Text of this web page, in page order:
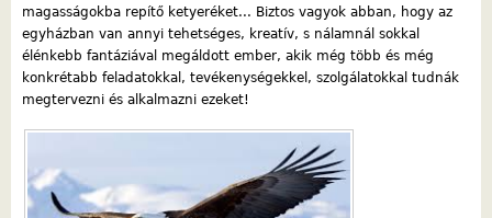
magasságokba repítő ketyeréket... Biztos vagyok abban, hogy az
egyházban van annyi tehetséges, kreatív, s nálamnál sokkal
élénkebb fantáziával megáldott ember, akik még több és még
konkrétabb feladatokkal, tevékenységekkel, szolgálatokkal tudnák
megtervezni és alkalmazni ezeket!